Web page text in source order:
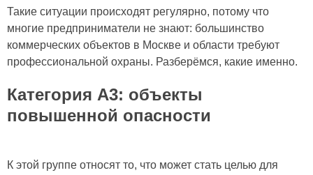
Такие ситуации происходят регулярно, потому что
многие предприниматели не знают: большинство
коммерческих объектов в Москве и области требуют
профессиональной охраны. Разберёмся, какие именно.
Категория А3: объекты
повышенной опасности
К этой группе относят то, что может стать целью для